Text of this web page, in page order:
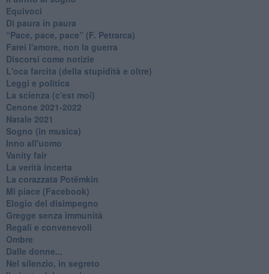
Equivoci
Di paura in paura
​“Pace, pace, pace” (F. Petrarca)
Farei l'amore, non la guerra
Discorsi come notizie
L'oca farcita (della stupidità e oltre)
Leggi e politica
La scienza (c'est moi)
Cenone 2021-2022
Natale 2021
Sogno (in musica)
Inno all'uomo
Vanity fair
La verità incerta
La corazzata Potëmkin
Mi piace (Facebook)
Elogio del disimpegno
Gregge senza immunità
Regali e convenevoli
Ombre
Dalle donne...
Nel silenzio, in segreto